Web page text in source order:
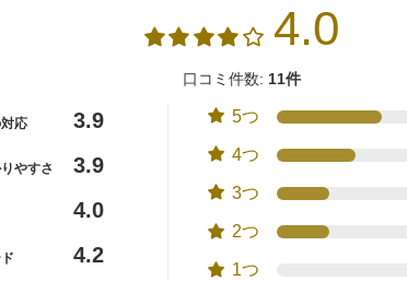
4.0
口コミ件数: 11件
応 3.9
やすさ 3.9
4.0
4.2
5つ
4つ
3つ
2つ
1つ